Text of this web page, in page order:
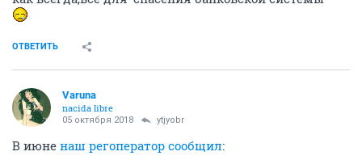
ОТВЕТИТЬ
Varuna
nacida libre
05 октября 2018 ytjyobr
В июне наш регоператор сообщил: